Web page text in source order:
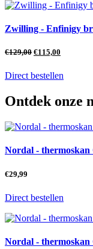
Zwilling - Enfinigy
€129,00 €115,00
Direct bestellen
Ontdek onze
Nordal - thermoskan
€29,99
Direct bestellen
Nordal -